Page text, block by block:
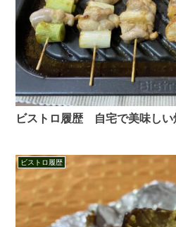
ビストロ履歴 自宅で美味しい
ビストロ履歴